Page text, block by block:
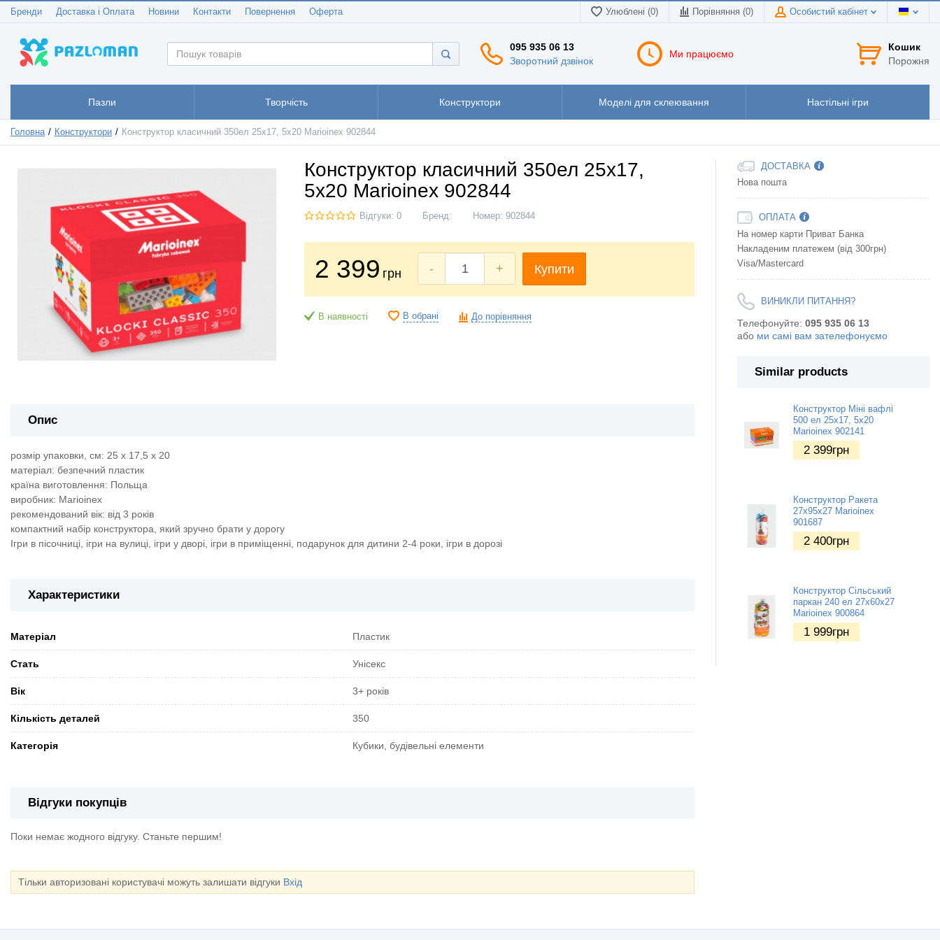
Бренди Доставка і Оплата Новини Контакти Повернення Оферта Улюблені (0) Порівняння (0) Особистий кабінет
095 935 06 13
Зворотний дзвінок
Ми працюємо
Кошик
Порожня
Пазли Творчість Конструктори Моделі для склеювання Настільні ігри
Головна Конструктори Конструктор класичний 350ел 25х17, 5х20 Marioinex 902844
Конструктор класичний 350ел 25х17,
5х20 Marioinex 902844
Відгуки: 0 Бренд: Номер: 902844
2 399 грн - + Купити
В наявності В обрані До порівняння
Опис
розмір упаковки, см: 25 х 17,5 х 20
матеріал: безпечний пластик
країна виготовлення: Польща
виробник: Marioinex
рекомендований вік: від 3 років
компактний набір конструктора, який зручно брати у дорогу
Ігри в пісочниці, ігри на вулиці, ігри у дворі, ігри в приміщенні, подарунок для дитини 2-4 роки, ігри в дорозі
Характеристики
Матеріал Пластик
Стать Унісекс
Вік 3+ років
Кількість деталей 350
Категорія Кубики, будівельні елементи
Відгуки покупців
Поки немає жодного відгуку. Станьте першим!
Тільки авторизовані користувачі можуть залишати відгуки Вхід
ДОСТАВКА
Нова пошта
ОПЛАТА
На номер карти Приват Банка
Накладеним платежем (від 300грн)
Visa/Mastercard
ВИНИКЛИ ПИТАННЯ?
Телефонуйте: 095 935 06 13
або ми самі вам зателефонуємо
Similar products
Конструктор Міні вафлі
500 ел 25х17, 5х20
Marioinex 902141
2 399грн
Конструктор Ракета
27х95х27 Marioinex
901687
2 400грн
Конструктор Сільський
паркан 240 ел 27х60х27
Marioinex 900864
1 999грн